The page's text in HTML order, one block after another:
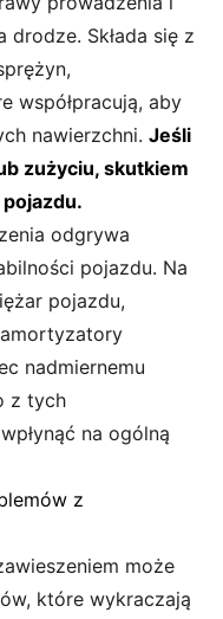
drodze. Składa się z
współpracują, aby
nawierzchni. Jeśli
zużyciu, skutkiem
odgrywa
pojazdu. Na
pojazdu,
nadmiernemu
z tych
na ogólną
z
może
które wykraczają